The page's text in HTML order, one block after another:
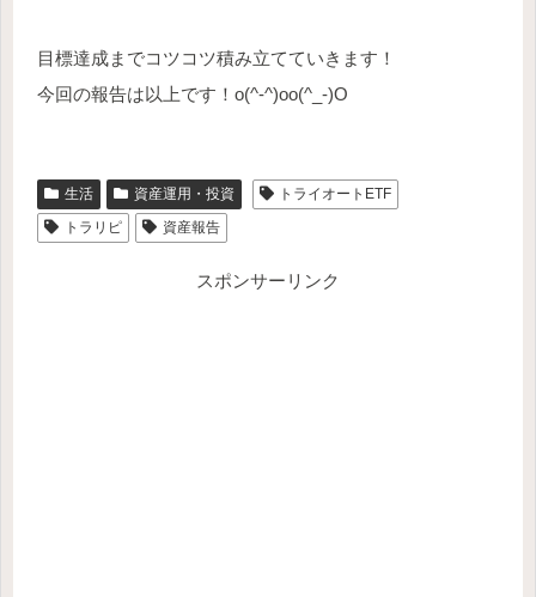
目標達成までコツコツ積み立てていきます！
今回の報告は以上です！o(^-^)oo(^_-)O
生活 資産運用・投資
トライオートETF
トラリピ
資産報告
スポンサーリンク